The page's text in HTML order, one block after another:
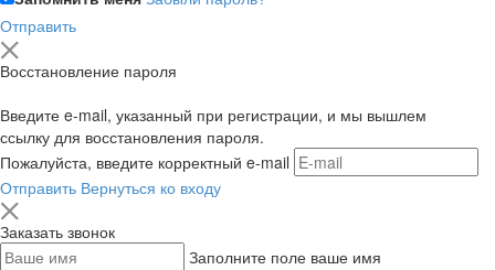
Отправить
Восстановление пароля
Введите e-mail, указанный при регистрации, и мы вышлем
ссылку для восстановления пароля.
Пожалуйста, введите корректный e-mail
Отправить Вернуться ко входу
Заказать звонок
Заполните поле ваше имя